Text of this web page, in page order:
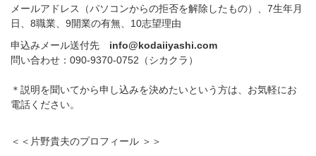
メールアドレス（パソコンからの拒否を解除したもの）、 7生年月
日、 8職業、 9開業の有無、 10志望理由
申込みメール送付先 info@kodaiiyashi.com
問い合わせ： 090-9370-0752 （シカクラ）
＊説明を聞いてから申し込みを決めたいという方は、お気軽にお
電話ください。
＜＜片野貴夫のプロフィール ＞＞